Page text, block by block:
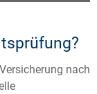
nach